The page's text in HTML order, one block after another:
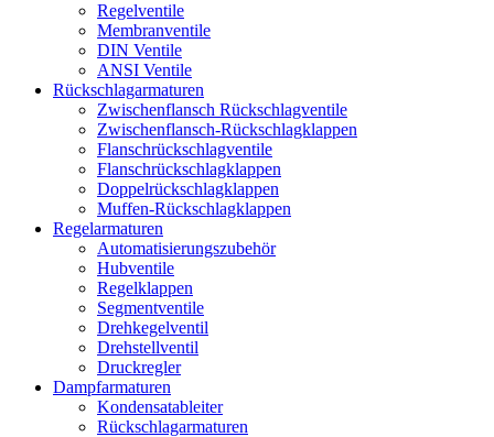
Regelventile
Membranventile
DIN Ventile
ANSI Ventile
Rückschlag­armaturen
Zwischenflansch Rückschlagventile
Zwischenflansch-Rückschlagklappen
Flanschrückschlagventile
Flanschrückschlagklappen
Doppelrückschlagklappen
Muffen-Rückschlagklappen
Regelarmaturen
Automatisierungszubehör
Hubventile
Regelklappen
Segmentventile
Drehkegelventil
Drehstellventil
Druckregler
Dampfarmaturen
Kondensatableiter
Rückschlagarmaturen